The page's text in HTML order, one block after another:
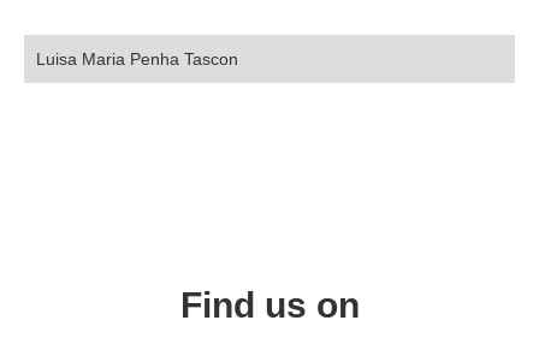
Luisa Maria Penha Tascon
Find us on